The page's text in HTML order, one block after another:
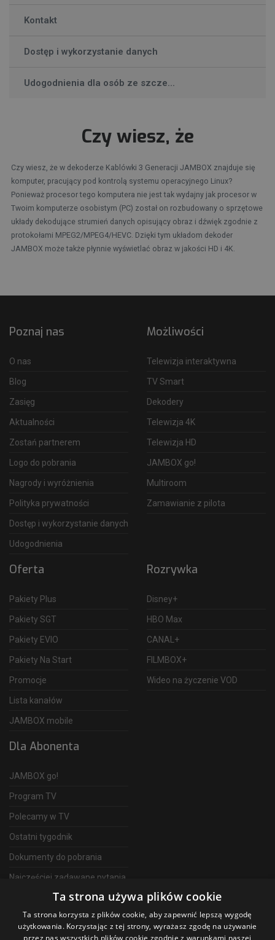
Kontakt
Dostęp i wykorzystanie danych
Udogodnienia dla osób ze szcze...
Czy wiesz, że
Czy wiesz, że w dekoderze Kablówki 3 Generacji JAMBOX znajduje się
komputer, pracujący pod kontrolą systemu operacyjnego Linux?
Ponieważ procesor tego komputera nie jest tak wydajny jak procesor w
Twoim komputerze osobistym (PC) został on rozbudowany o sprzętowe
układy dekodujące strumień danych opisujący obraz i dźwięk zgodnie z
protokołami MPEG2/MPEG4/HEVC. Dzięki tym układom dekoder
JAMBOX może także płynnie wyświetlać obraz w jakości HD i 4K.
Poznaj nas
O nas
Blog
Zasięg
Aktualności
Zostań partnerem
Logo do pobrania
Nagrody i wyróżnienia
Polityka prywatności
Dostęp i wykorzystanie danych
Udogodnienia
Możliwości
Telewizja interaktywna
TV Smart
Dekodery
Telewizja 4K
Telewizja HD
JAMBOX go!
Multiroom
Zamawianie z pilota
Oferta
Pakiety Plus
Pakiety SGT
Pakiety EVIO
Pakiety Na Start
Promocje
Lista kanałów
JAMBOX mobile
Rozrywka
Disney+
HBO Max
CANAL+
FILMBOX+
Wideo na życzenie VOD
Dla Abonenta
JAMBOX go!
Program TV
Polecamy w TV
Ostatni tygodnik
Dokumenty do pobrania
Najczęściej zadawane pytania
Telewizja Światłowodowa
Ta strona używa plików cookie
Ta strona korzysta z plików cookie, aby zapewnić lepszą wygodę
użytkowania. Korzystając z tej strony, wyrażasz zgodę na używanie
przez nas wszystkich plików cookie zgodnie z warunkami naszej